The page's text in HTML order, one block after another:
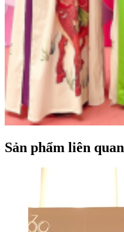
Sản phẩm liên quan